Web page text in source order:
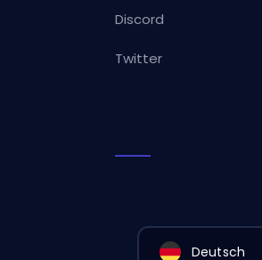
Discord
Twitter
Deutsch